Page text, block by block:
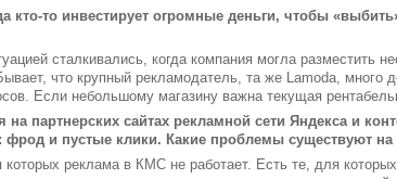
кто-то инвестирует огромные деньги, чтобы
сталкивались, когда компания могла разместить
что крупный рекламодатель, та же Lamoda, много
Если небольшому магазину важна текущая
на партнерских сайтах рекламной сети Яндекса и
фрод и пустые клики. Какие проблемы существуют на
реклама в КМС не работает. Есть те, для